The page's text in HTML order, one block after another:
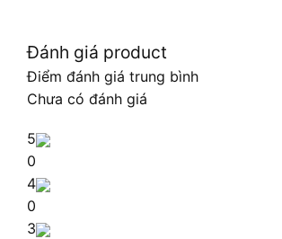
Đánh giá product
Điểm đánh giá trung bình
Chưa có đánh giá
5
0
4
0
3